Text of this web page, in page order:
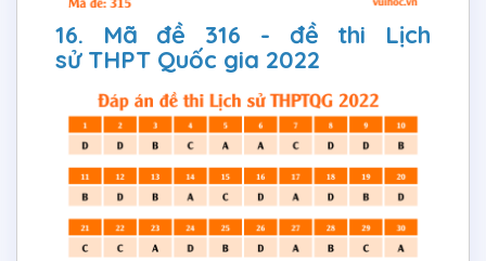
16. Mã đề 316 - đề thi Lịch
sử THPT Quốc gia 2022